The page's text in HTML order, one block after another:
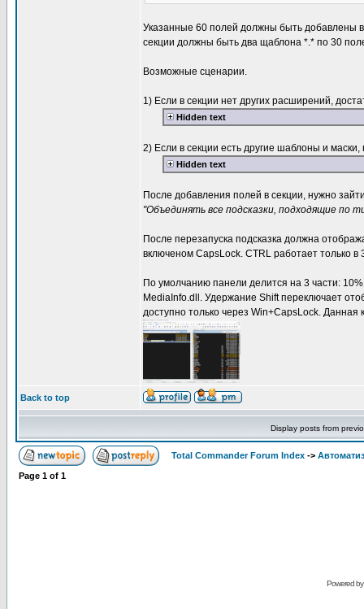
Указанные 60 полей должны быть добавлены
секции должны быть два щаблона *.* по 30
Возможные сценарии.
1) Если в секции нет других расширений,
Hidden text
2) Если в секции есть другие шаблоны и
Hidden text
После добавления полей в секции, нужно
"Объединять все подсказки, подходящие по
После перезапуска подсказка должна
включеном CapsLock. CTRL работает только
По умолчанию панели делится на 3 части:
MediaInfo.dll. Удержание Shift переключает
доступно только через Win+CapsLock.
Back to top
Display posts from
Total Commander Forum Index ->
Page 1 of 1
Powered by